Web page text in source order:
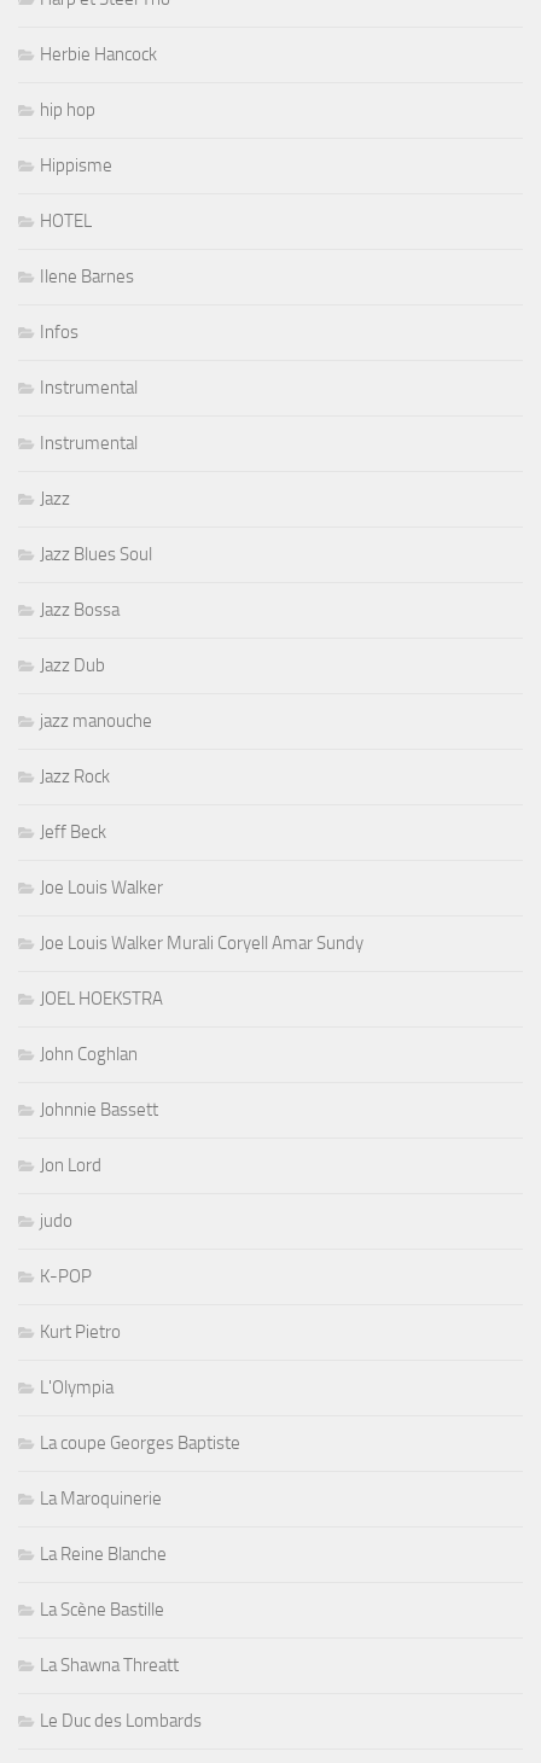
Herbie Hancock
hip hop
Hippisme
HOTEL
Ilene Barnes
Infos
Instrumental
Instrumental
Jazz
Jazz Blues Soul
Jazz Bossa
Jazz Dub
jazz manouche
Jazz Rock
Jeff Beck
Joe Louis Walker
Joe Louis Walker Murali Coryell Amar Sundy
JOEL HOEKSTRA
John Coghlan
Johnnie Bassett
Jon Lord
judo
K-POP
Kurt Pietro
L'Olympia
La coupe Georges Baptiste
La Maroquinerie
La Reine Blanche
La Scène Bastille
La Shawna Threatt
Le Duc des Lombards